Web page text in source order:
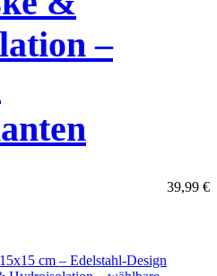
–
39,99 €